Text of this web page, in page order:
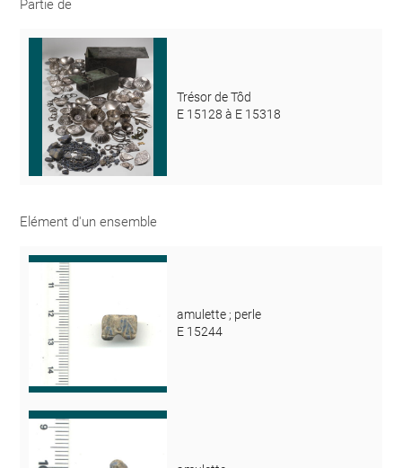
Partie de
Trésor de Tôd
E 15128 à E 15318
Elément d'un ensemble
amulette ; perle
E 15244